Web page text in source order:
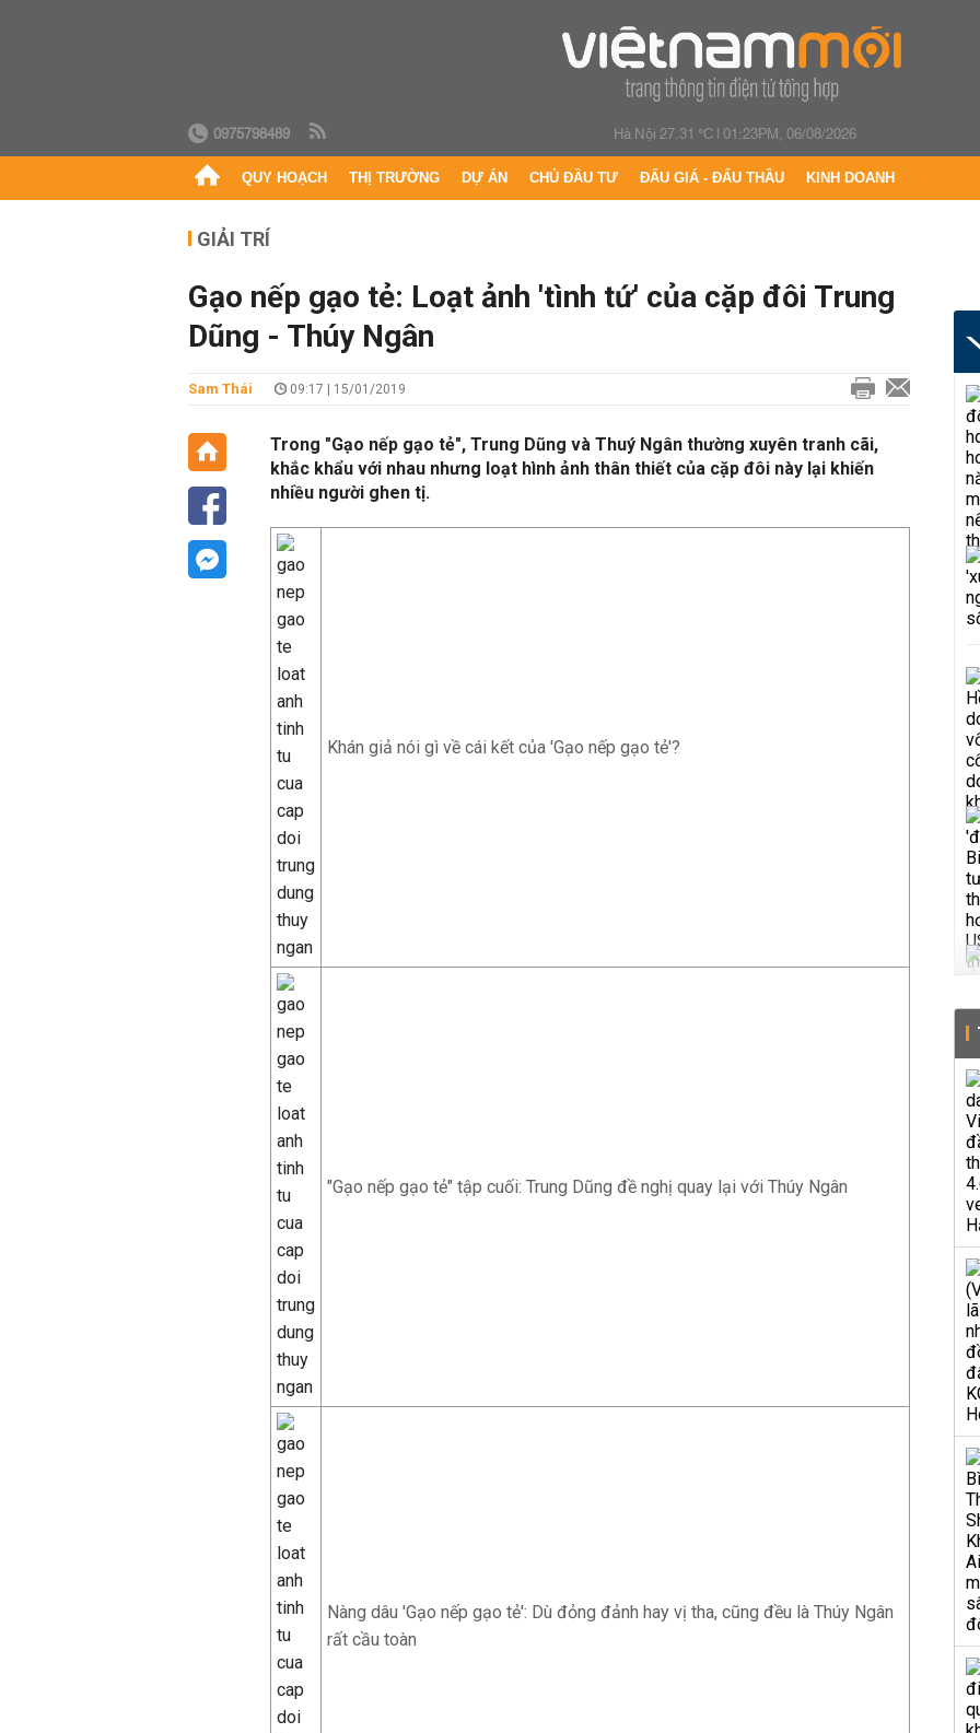
0975798489 Hà Nội 27.31 °C|01:23PM, 06/08/2026
QUY HOẠCH THỊ TRƯỜNG DỰ ÁN CHỦ ĐẦU TƯ ĐẤU GIÁ - ĐẤU THẦU KINH DOANH
GIẢI TRÍ
Gạo nếp gạo tẻ: Loạt ảnh 'tình tứ' của cặp đôi Trung
Dũng - Thúy Ngân
Sam Thái 09:17 | 15/01/2019
Trong "Gạo nếp gạo tẻ", Trung Dũng và Thuý Ngân thường xuyên tranh cãi,
khắc khẩu với nhau nhưng loạt hình ảnh thân thiết của cặp đôi này lại khiến
nhiều người ghen tị.
Khán giả nói gì về cái kết của 'Gạo nếp gạo tẻ'?
"Gạo nếp gạo tẻ" tập cuối: Trung Dũng đề nghị quay lại với Thúy Ngân
Nàng dâu 'Gạo nếp gạo tẻ': Dù đỏng đảnh hay vị tha, cũng đều là Thúy Ngân
rất cầu toàn